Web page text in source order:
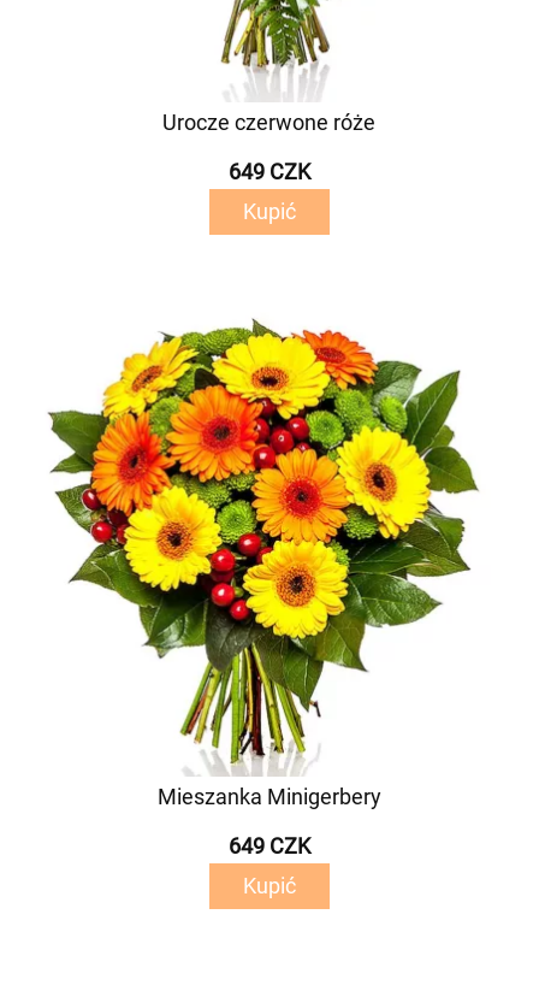
Urocze czerwone róże
649 CZK
Kupić
Mieszanka Minigerbery
649 CZK
Kupić